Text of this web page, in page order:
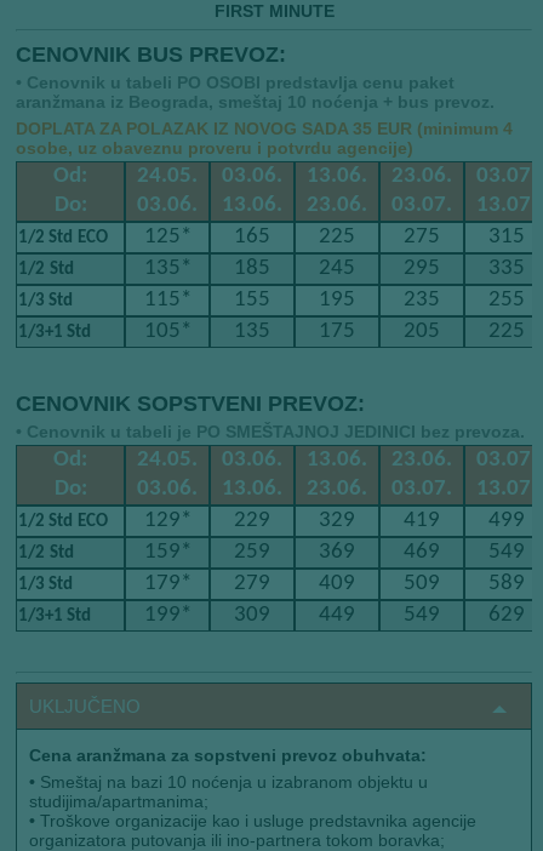
FIRST MINUTE
CENOVNIK BUS PREVOZ:
• Cenovnik u tabeli PO OSOBI predstavlja cenu paket
aranžmana iz Beograda, smeštaj 10 noćenja + bus prevoz.
DOPLATA ZA POLAZAK IZ NOVOG SADA 35 EUR (minimum 4
osobe, uz obaveznu proveru i potvrdu agencije)
Od:
Do:
24.05.
03.06.
03.06.
13.06.
13.06.
23.06.
23.06.
03.07.
03.07.
13.07.
1/2 Std ECO 125* 165 225 275 315
1/2 ​​Std 135* 185 245 295 335
1/3 Std 115* 155 195 235 255
1/3+1 Std 105* 135 175 205 225
CENOVNIK SOPSTVENI PREVOZ:
• Cenovnik u tabeli je PO SMEŠTAJNOJ JEDINICI bez prevoza.
Od:
Do:
24.05.
03.06.
03.06.
13.06.
13.06.
23.06.
23.06.
03.07.
03.07.
13.07.
1/2 Std ECO 129* 229 329 419 499
1/2 ​​Std 159* 259 369 469 549
1/3 Std 179* 279 409 509 589
1/3+1 Std 199* 309 449 549 629
UKLJUČENO
Cena aranžmana za sopstveni prevoz obuhvata:
• Smeštaj na bazi 10 noćenja u izabranom objektu u
studijima/apartmanima;
•Troškove organizacije kao i usluge predstavnika agencije
organizatora putovanja ili ino-partnera tokom boravka;